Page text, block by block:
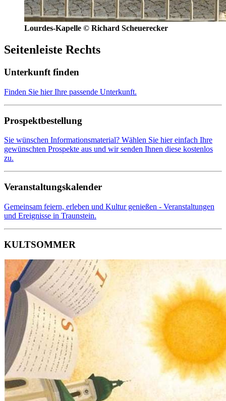
Lourdes-Kapelle © Richard Scheuerecker
Seitenleiste Rechts
Unterkunft finden
Finden Sie hier Ihre passende Unterkunft.
Prospektbestellung
Sie wünschen Informationsmaterial? Wählen Sie hier einfach Ihre
gewünschten Prospekte aus und wir senden Ihnen diese kostenlos
zu.
Veranstaltungskalender
Gemeinsam feiern, erleben und Kultur genießen - Veranstaltungen
und Ereignisse in Traunstein.
KULTSOMMER